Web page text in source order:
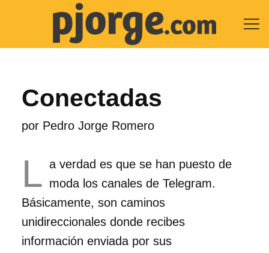

Conectadas
por Pedro Jorge Romero
L a verdad es que se han puesto de
moda los canales de Telegram.
Básicamente, son caminos
unidireccionales donde recibes
información enviada por sus